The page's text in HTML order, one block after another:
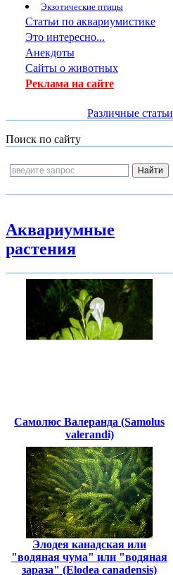
Экзотические птицы
Статьи по аквариумистике
Это интересно...
Анекдоты
Сайты о животных
Реклама на сайте
Различные статьи
Поиск по сайту
Аквариумные
растения
Самолюс Валеранда (Samolus
valerandi)
Элодея канадская или
"водяная чума" или "водяная
зараза" (Elodea canadensis)